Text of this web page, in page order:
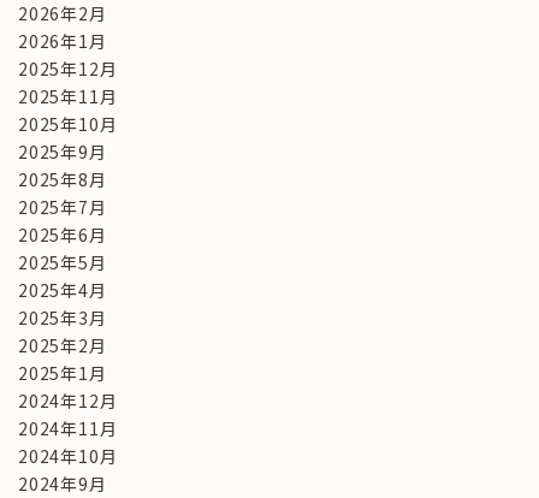
2026年2月
2026年1月
2025年12月
2025年11月
2025年10月
2025年9月
2025年8月
2025年7月
2025年6月
2025年5月
2025年4月
2025年3月
2025年2月
2025年1月
2024年12月
2024年11月
2024年10月
2024年9月